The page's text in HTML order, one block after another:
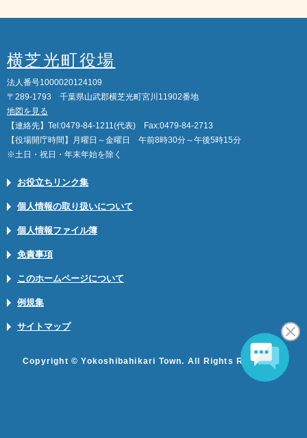
横芝光町役場
法人番号1000020124109
〒289-1793 千葉県山武郡横芝光町宮川11902番地
地図を見る
【連絡先】Tel:0479-84-1211(代表) Fax:0479-84-2713
【役場開庁時間】月曜日～金曜日 午前8時30分～午後5時15分
※土日・祝日・年末年始を除く
お役立ちリンク集
個人情報の取り扱いについて
個人情報ファイル簿
免責事項
このホームページについて
例規集
サイトマップ
Copyright © Yokoshibahikari Town. All Rights Reserved.